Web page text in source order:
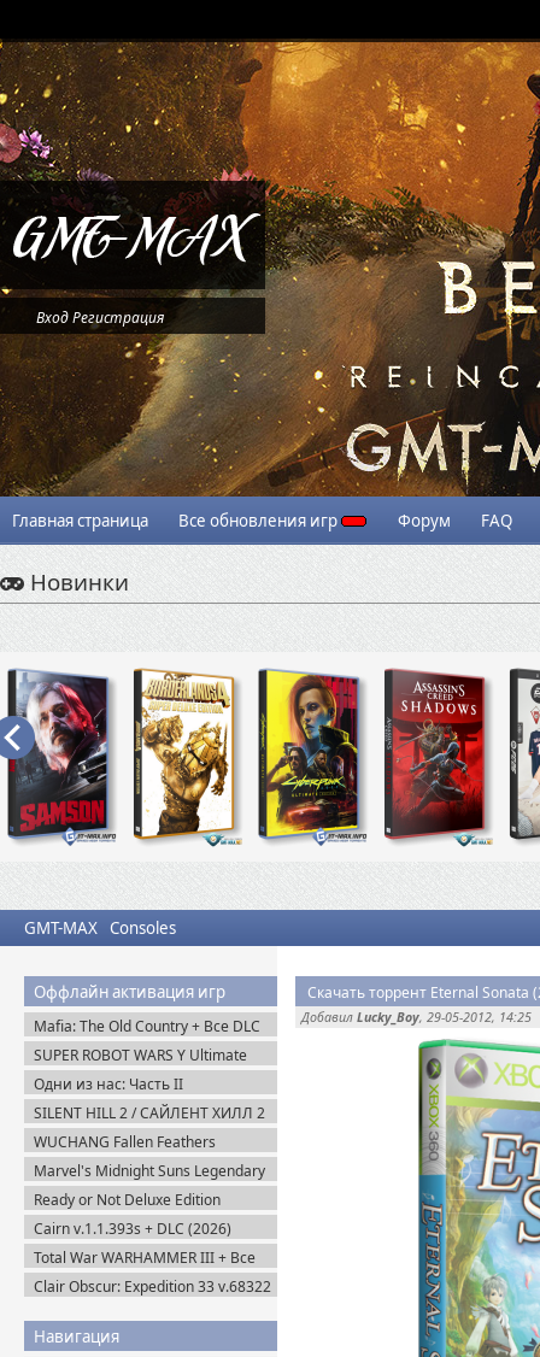
ВходРегистрация
Главная страница Все обновления игр Форум FAQ
Новинки
GMT-MAX Consoles
Оффлайн активация игр
Mafia: The Old Country + Все DLC
(2025) Пиратка
SUPER ROBOT WARS Y Ultimate
Edition + Все DLC (2025) Пиратка
Одни из нас: Часть II
Обновленная версия / The Last of
Us Part II Remastered v.1.6 (2025)
Portable
SILENT HILL 2 / САЙЛЕНТ ХИЛЛ 2
Remake на ПК / PC v.1.07 (2024)
Пиратка
WUCHANG Fallen Feathers
v.179951 + Все DLC (2025)
Пиратка
Marvel's Midnight Suns Legendary
Edition (2022) Steam-Rip
Ready or Not Deluxe Edition
v.117216 + Все DLC (2023)
Пиратка
Cairn v.1.1.393s + DLC (2026)
Пиратка
Total War WARHAMMER III + Все
DLC (2022-2025) Steam-Rip
Clair Obscur: Expedition 33 v.68322
Навигация
Скачать торрент Eternal Sonata
Добавил Lucky_Boy, 29-05-2012, 14:25